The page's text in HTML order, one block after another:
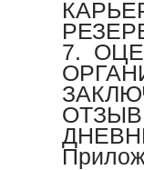
7.
ОТЗЫВ